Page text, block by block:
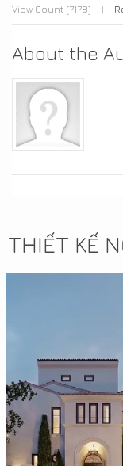
View Count (7178)
|
About the
THIẾT KẾ